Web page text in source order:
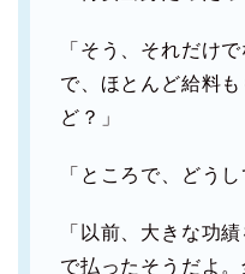
「そう、それだけ
で、ほとんど給料
ど？」
「ところで、どう
「以前、大きな功
で払ったそうだよ